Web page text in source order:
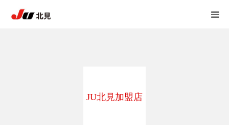
JU北見加盟店
JU北見 加盟店一覧